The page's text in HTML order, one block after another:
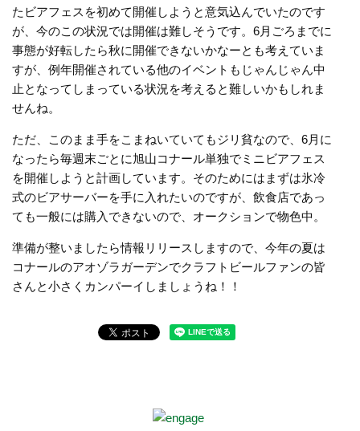
たビアフェスを初めて開催しようと意気込んでいたのです
が、今のこの状況では開催は難しそうです。6月ごろまでに
事態が好転したら秋に開催できないかなーとも考えていま
すが、例年開催されている他のイベントもじゃんじゃん中
止となってしまっている状況を考えると難しいかもしれま
せんね。
ただ、このまま手をこまねいていてもジリ貧なので、6月に
なったら毎週末ごとに旭山コナール単独でミニビアフェス
を開催しようと計画しています。そのためにはまずは氷冷
式のビアサーバーを手に入れたいのですが、飲食店であっ
ても一般には購入できないので、オークションで物色中。
準備が整いましたら情報リリースしますので、今年の夏は
コナールのアオゾラガーデンでクラフトビールファンの皆
さんと小さくカンパーイしましょうね！！